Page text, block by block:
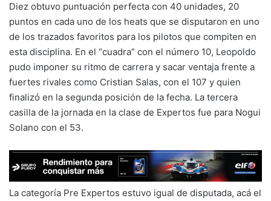
Diez obtuvo puntuación perfecta con 40 unidades, 20
puntos en cada uno de los heats que se disputaron en uno
de los trazados favoritos para los pilotos que compiten en
esta disciplina. En el “cuadra” con el número 10, Leopoldo
pudo imponer su ritmo de carrera y sacar ventaja frente a
fuertes rivales como Cristian Salas, con el 107 y quien
finalizó en la segunda posición de la fecha. La tercera
casilla de la jornada en la clase de Expertos fue para Nogui
Solano con el 53.
La categoría Pre Expertos estuvo igual de disputada, acá el